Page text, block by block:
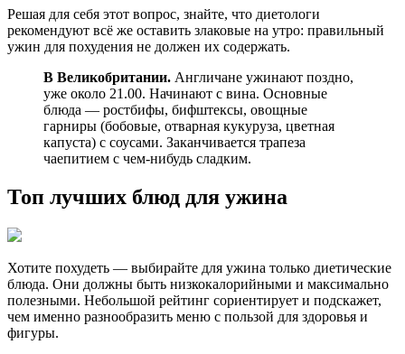
Решая для себя этот вопрос, знайте, что диетологи
рекомендуют всё же оставить злаковые на утро: правильный
ужин для похудения не должен их содержать.
В Великобритании. Англичане ужинают поздно,
уже около 21.00. Начинают с вина. Основные
блюда — ростбифы, бифштексы, овощные
гарниры (бобовые, отварная кукуруза, цветная
капуста) с соусами. Заканчивается трапеза
чаепитием с чем-нибудь сладким.
Топ лучших блюд для ужина
Хотите похудеть — выбирайте для ужина только диетические
блюда. Они должны быть низкокалорийными и максимально
полезными. Небольшой рейтинг сориентирует и подскажет,
чем именно разнообразить меню с пользой для здоровья и
фигуры.